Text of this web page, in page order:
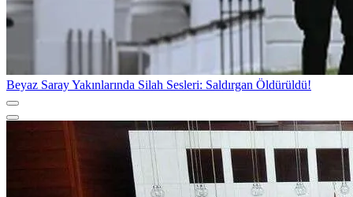
Beyaz Saray Yakınlarında Silah Sesleri: Saldırgan Öldürüldü!